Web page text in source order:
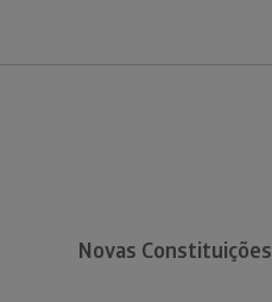
Novas Constituições